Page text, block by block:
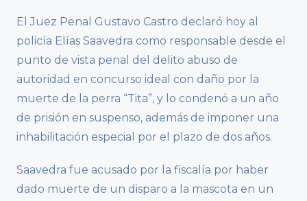
El Juez Penal Gustavo Castro declaró hoy al
policía Elías Saavedra como responsable desde el
punto de vista penal del delito abuso de
autoridad en concurso ideal con daño por la
muerte de la perra “Tita”, y lo condenó a un año
de prisión en suspenso, además de imponer una
inhabilitación especial por el plazo de dos años.
Saavedra fue acusado por la fiscalía por haber
dado muerte de un disparo a la mascota en un